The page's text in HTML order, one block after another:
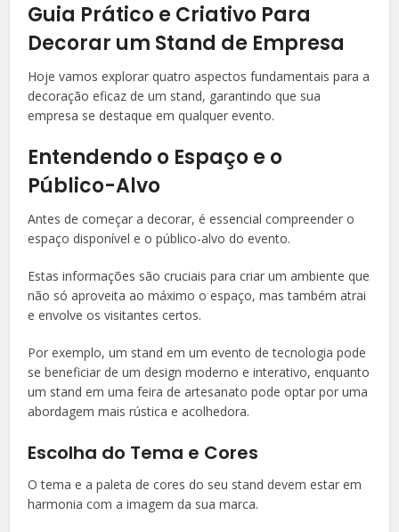
Guia Prático e Criativo Para
Decorar um Stand de Empresa
Hoje vamos explorar quatro aspectos fundamentais para a
decoração eficaz de um stand, garantindo que sua
empresa se destaque em qualquer evento.
Entendendo o Espaço e o
Público-Alvo
Antes de começar a decorar, é essencial compreender o
espaço disponível e o público-alvo do evento.
Estas informações são cruciais para criar um ambiente que
não só aproveita ao máximo o espaço, mas também atrai
e envolve os visitantes certos.
Por exemplo, um stand em um evento de tecnologia pode
se beneficiar de um design moderno e interativo, enquanto
um stand em uma feira de artesanato pode optar por uma
abordagem mais rústica e acolhedora.
Escolha do Tema e Cores
O tema e a paleta de cores do seu stand devem estar em
harmonia com a imagem da sua marca.